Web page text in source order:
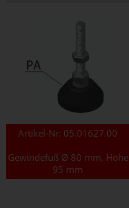
Artikel-Nr: 05.01627.00
Gewindefuß Ø 80 mm, Höhe
95 mm